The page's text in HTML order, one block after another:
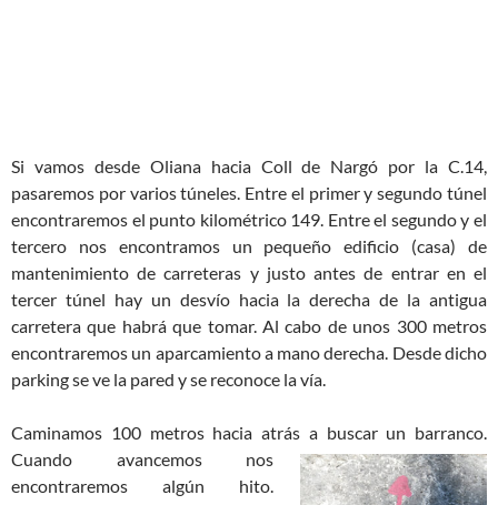
Si vamos desde Oliana hacia Coll de Nargó por la C.14,
pasaremos por varios túneles. Entre el primer y segundo túnel
encontraremos el punto kilométrico 149. Entre el segundo y el
tercero nos encontramos un pequeño edificio (casa) de
mantenimiento de carreteras y justo antes de entrar en el
tercer túnel hay un desvío hacia la derecha de la antigua
carretera que habrá que tomar. Al cabo de unos 300 metros
encontraremos un aparcamiento a mano derecha. Desde dicho
parking se ve la pared y se reconoce la vía.
Caminamos 100 metros hacia atrás abuscar un barranco.
Cuando avancemos nos
encontraremos algún hito.